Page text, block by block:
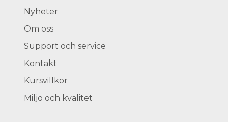
Nyheter
Om oss
Support och service
Kontakt
Kursvillkor
Miljö och kvalitet